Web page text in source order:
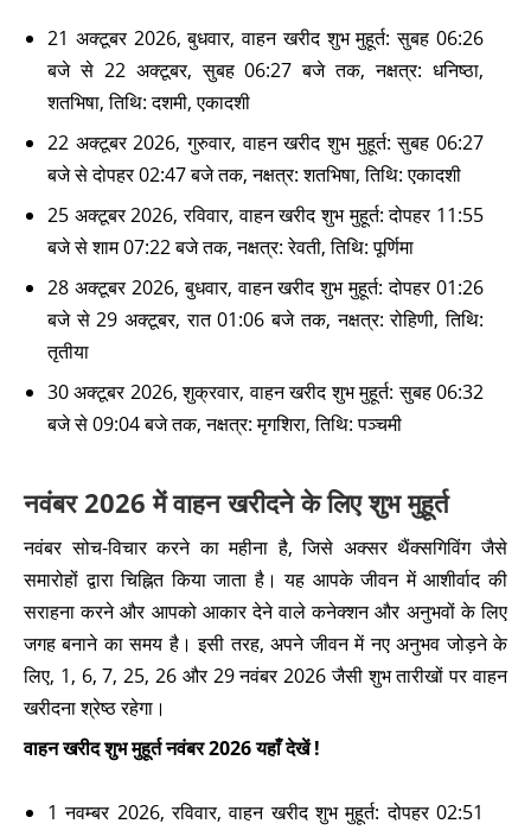
21 अक्टूबर 2026, बुधवार, वाहन खरीद शुभ मुहूर्त: सुबह 06:26
बजे से 22 अक्टूबर, सुबह 06:27 बजे तक, नक्षत्र: धनिष्ठा,
शतभिषा, तिथि: दशमी, एकादशी
22 अक्टूबर 2026, गुरुवार, वाहन खरीद शुभ मुहूर्त: सुबह 06:27
बजे से दोपहर 02:47 बजे तक, नक्षत्र: शतभिषा, तिथि: एकादशी
25 अक्टूबर 2026, रविवार, वाहन खरीद शुभ मुहूर्त: दोपहर 11:55
बजे से शाम 07:22 बजे तक, नक्षत्र: रेवती, तिथि: पूर्णिमा
28 अक्टूबर 2026, बुधवार, वाहन खरीद शुभ मुहूर्त: दोपहर 01:26
बजे से 29 अक्टूबर, रात 01:06 बजे तक, नक्षत्र: रोहिणी, तिथि:
तृतीया
30 अक्टूबर 2026, शुक्रवार, वाहन खरीद शुभ मुहूर्त: सुबह 06:32
बजे से 09:04 बजे तक, नक्षत्र: मृगशिरा, तिथि: पञ्चमी
नवंबर 2026 में वाहन खरीदने के लिए शुभ मुहूर्त
नवंबर सोच-विचार करने का महीना है, जिसे अक्सर थैंक्सगिविंग जैसे
समारोहों द्वारा चिह्नित किया जाता है। यह आपके जीवन में आशीर्वाद की
सराहना करने और आपको आकार देने वाले कनेक्शन और अनुभवों के लिए
जगह बनाने का समय है। इसी तरह, अपने जीवन में नए अनुभव जोड़ने के
लिए, 1, 6, 7, 25, 26 और 29 नवंबर 2026 जैसी शुभ तारीखों पर वाहन
खरीदना श्रेष्ठ रहेगा।
वाहन खरीद शुभ मुहूर्त नवंबर 2026 यहाँ देखें !
1 नवम्बर 2026, रविवार, वाहन खरीद शुभ मुहूर्त: दोपहर 02:51